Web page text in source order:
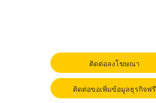
ติดต่อลงโฆษณา
ติดต่อขอเพิ่มข้อมูลธุรกิจฟรี